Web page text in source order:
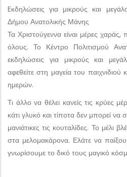
Eκδηλώσεις για μικρούς και
Δήμου Ανατολικής Μάνης
Τα Χριστούγεννα είναι μέρες χαράς,
όλους. Το Κέντρο Πολιτισμού
εκδηλώσεις για μικρούς και
αφεθείτε στη μαγεία του
ημερών.
Τι άλλο να θέλει κανείς τις κρύες
κάτι γλυκό και τίποτα δεν μπορεί να
μανιάτικες τις κουταλίδες. Το μέλι
στα μελομακάρονα. Ελάτε να
γνωρίσουμε το δικό τους μαγικό